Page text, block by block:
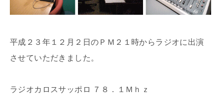
平成２３年１２月２日のＰＭ２１時からラジオに出演
させていただきました。
ラジオカロスサッポロ ７８．１Ｍｈｚ